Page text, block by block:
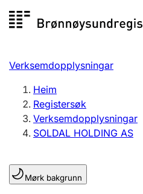
til
Registersøk
Aksjeselskap
Enkeltpersonføretak
Registrere, endre, slette
Lag og foreining
Verksemdopplysningar
Heim
Registersøk
Verksemdopplysningar
SOLDAL HOLDING AS
Mørk bakgrunn